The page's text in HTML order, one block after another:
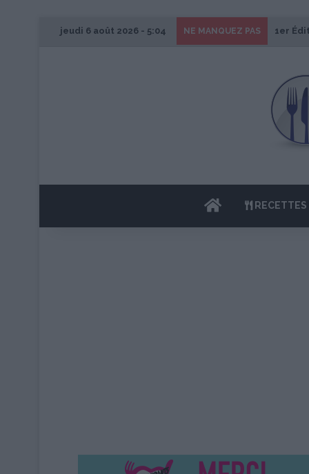
jeudi 6 août 2026 - 5:04 NE MANQUEZ PAS 1er
ACCUEIL